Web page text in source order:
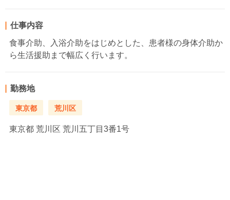
仕事内容
食事介助、入浴介助をはじめとした、患者様の身体介助か
ら生活援助まで幅広く行います。
勤務地
東京都 荒川区
東京都 荒川区 荒川五丁目3番1号